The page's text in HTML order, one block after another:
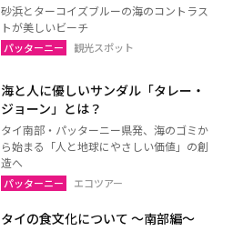
砂浜とターコイズブルーの海のコントラス
トが美しいビーチ
パッターニー 観光スポット
海と人に優しいサンダル「タレー・
ジョーン」とは？
タイ南部・パッターニー県発、海のゴミか
ら始まる「人と地球にやさしい価値」の創
造へ
パッターニー エコツアー
タイの食文化について 〜南部編〜